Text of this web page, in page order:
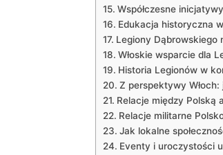
Współczesne
Edukacja historyczna
Legiony
Włoskie wsparcie dla
Historia Legionów w
Z perspektywy
Relacje między Polską
Relacje militarne
Jak lokalne
Eventy i uroczystości